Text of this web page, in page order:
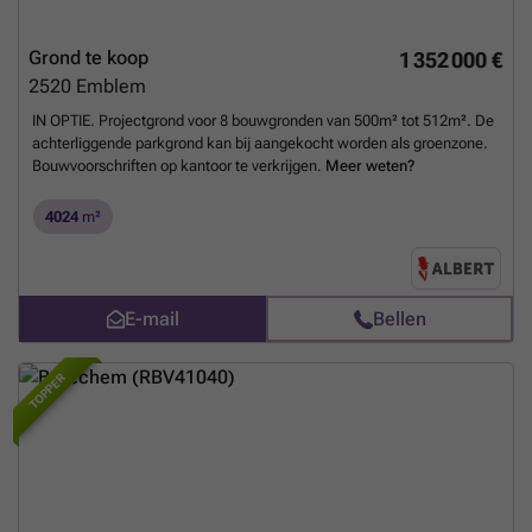
verwijderd.Meer weten?
1 352 000 €
Grond te koop
2520 Emblem
IN OPTIE. Projectgrond voor 8 bouwgronden van 500m² tot 512m². De
achterliggende parkgrond kan bij aangekocht worden als groenzone.
Bouwvoorschriften op kantoor te verkrijgen. Meer weten?
4024 m²
E-mail Bellen
TOPPER